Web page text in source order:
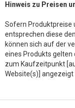
Hinweis zu Preisen
Sofern Produktpreise
entsprechen diese
können sich auf der
eines Produkts gelten
zum Kaufzeitpunkt
Website(s)] angezeigt